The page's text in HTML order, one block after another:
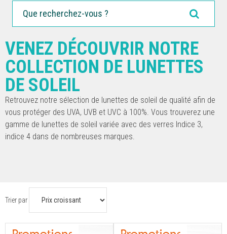
VENEZ DÉCOUVRIR NOTRE
COLLECTION DE LUNETTES
DE SOLEIL
Retrouvez notre sélection de lunettes de soleil de qualité afin de
vous protéger des UVA, UVB et UVC à 100%. Vous trouverez une
gamme de lunettes de soleil variée avec des verres Indice 3,
indice 4 dans de nombreuses marques.
Trier par